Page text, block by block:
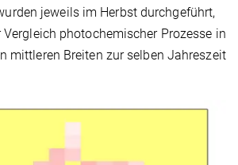
jeweils im Herbst durchgeführt,
photochemischer Prozesse in
mittleren Breiten zur selben Jahreszeit